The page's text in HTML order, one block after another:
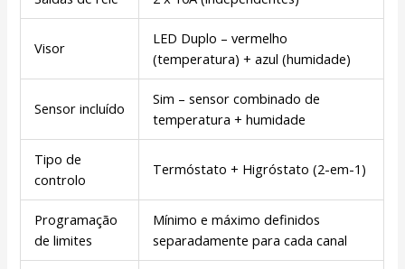
Visor
LED Duplo – vermelho
(temperatura) + azul (humidade)
Sensor incluído
Sim – sensor combinado de
temperatura + humidade
Tipo de
controlo
Termóstato + Higróstato (2-em-1)
Programação
de limites
Mínimo e máximo definidos
separadamente para cada canal